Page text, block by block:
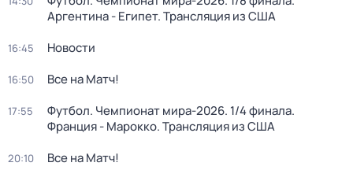
Аргентина - Египет. Трансляция из США
16:45 Новости
16:50 Все на Матч!
17:55
Футбол. Чемпионат мира-2026. 1/4 финала.
Франция - Марокко. Трансляция из США
20:10 Все на Матч!